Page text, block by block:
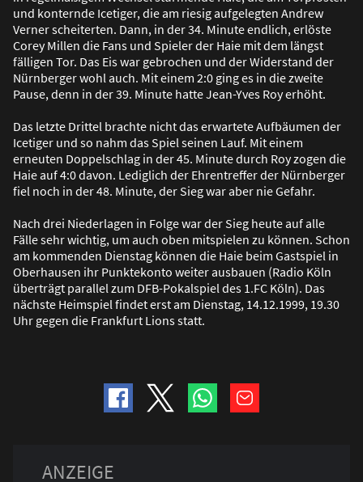
und konternde Icetiger, die am riesig aufgelegten Andrew
Verner scheiterten. Dann, in der 34. Minute endlich, erlöste
Corey Millen die Fans und Spieler der Haie mit dem längst
fälligen Tor. Das Eis war gebrochen und der Widerstand der
Nürnberger wohl auch. Mit einem 2:0 ging es in die zweite
Pause, denn in der 39. Minute hatte Jean-Yves Roy erhöht.
Das letzte Drittel brachte nicht das erwartete Aufbäumen der
Icetiger und so nahm das Spiel seinen Lauf. Mit einem
erneuten Doppelschlag in der 45. Minute durch Roy zogen die
Haie auf 4:0 davon. Lediglich der Ehrentreffer der Nürnberger
fiel noch in der 48. Minute, der Sieg war aber nie Gefahr.
Nach drei Niederlagen in Folge war der Sieg heute auf alle
Fälle sehr wichtig, um auch oben mitspielen zu können. Schon
am kommenden Dienstag können die Haie beim Gastspiel in
Oberhausen ihr Punktekonto weiter ausbauen (Radio Köln
überträgt parallel zum DFB-Pokalspiel des 1.FC Köln). Das
nächste Heimspiel findet erst am Dienstag, 14.12.1999, 19.30
Uhr gegen die Frankfurt Lions statt.